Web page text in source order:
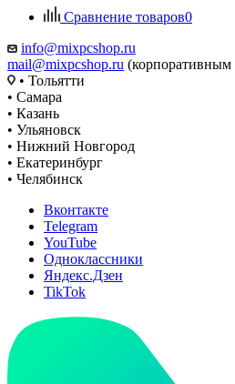
Сравнение товаров0
info@mixpcshop.ru
mail@mixpcshop.ru (корпоративным
• Тольятти
• Самара
• Казань
• Ульяновск
• Нижний Новгород
• Екатеринбург
• Челябинск
Вконтакте
Telegram
YouTube
Одноклассники
Яндекс.Дзен
TikTok